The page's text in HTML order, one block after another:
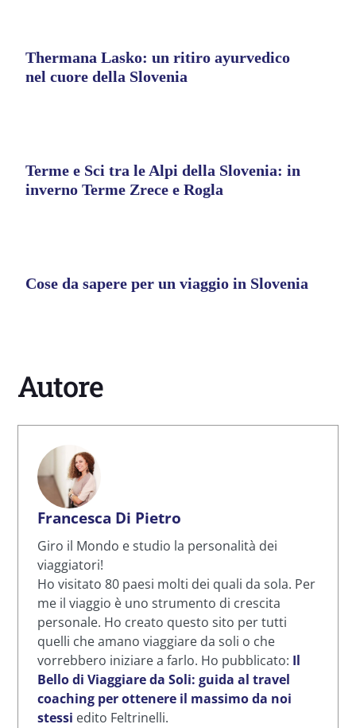
Thermana Lasko: un ritiro ayurvedico
nel cuore della Slovenia
Terme e Sci tra le Alpi della Slovenia: in
inverno Terme Zrece e Rogla
Cose da sapere per un viaggio in Slovenia
Autore
Francesca Di Pietro
Giro il Mondo e studio la personalità dei
viaggiatori!
Ho visitato 80 paesi molti dei quali da sola. Per
me il viaggio è uno strumento di crescita
personale. Ho creato questo sito per tutti
quelli che amano viaggiare da soli o che
vorrebbero iniziare a farlo. Ho pubblicato: Il
Bello di Viaggiare da Soli: guida al travel
coaching per ottenere il massimo da noi
stessi edito Feltrinelli.